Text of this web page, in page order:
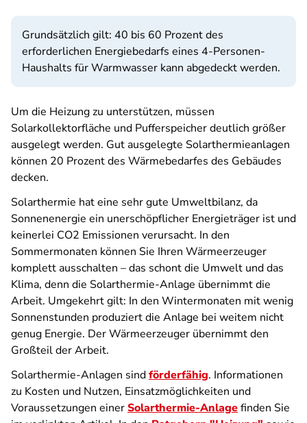
Grundsätzlich gilt: 40 bis 60 Prozent des
erforderlichen Energiebedarfs eines 4-Personen-
Haushalts für Warmwasser kann abgedeckt werden.
Um die Heizung zu unterstützen, müssen
Solarkollektorfläche und Pufferspeicher deutlich größer
ausgelegt werden. Gut ausgelegte Solarthermieanlagen
können 20 Prozent des Wärmebedarfes des Gebäudes
decken.
Solarthermie hat eine sehr gute Umweltbilanz, da
Sonnenenergie ein unerschöpflicher Energieträger ist und
keinerlei CO2 Emissionen verursacht. In den
Sommermonaten können Sie Ihren Wärmeerzeuger
komplett ausschalten – das schont die Umwelt und das
Klima, denn die Solarthermie-Anlage übernimmt die
Arbeit. Umgekehrt gilt: In den Wintermonaten mit wenig
Sonnenstunden produziert die Anlage bei weitem nicht
genug Energie. Der Wärmeerzeuger übernimmt den
Großteil der Arbeit.
Solarthermie-Anlagen sindförderfähig. Informationen
zu Kosten und Nutzen, Einsatzmöglichkeiten und
Voraussetzungen einerSolarthermie-Anlagefinden Sie